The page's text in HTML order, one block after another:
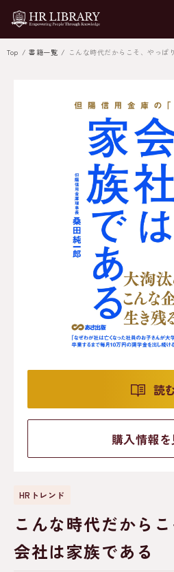
Top 書籍一覧 こんな時代だからこそ、やっぱ
読
購入情報を
HRトレンド
こんな時代だから
会社は家族である